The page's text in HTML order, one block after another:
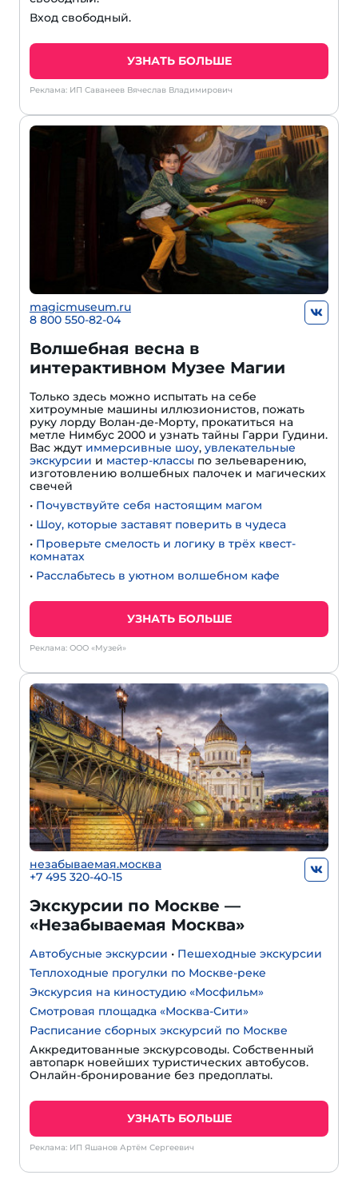
Вход свободный.
УЗНАТЬ БОЛЬШЕ
Реклама: ИП Саванеев Вячеслав Владимирович
magicmuseum.ru
8 800 550-82-04
Волшебная весна в
интерактивном Музее Магии
Только здесь можно испытать на себе
хитроумные машины иллюзионистов, пожать
руку лорду Волан-де-Морту, прокатиться на
метле Нимбус 2000 и узнать тайны Гарри Гудини.
Вас ждут иммерсивные шоу, увлекательные
экскурсии и мастер-классы по зельеварению,
изготовлению волшебных палочек и магических
свечей
• Почувствуйте себя настоящим магом
• Шоу, которые заставят поверить в чудеса
• Проверьте смелость и логику в трёх квест-
комнатах
• Расслабьтесь в уютном волшебном кафе
УЗНАТЬ БОЛЬШЕ
Реклама: ООО «Музей»
незабываемая.москва
+7 495 320-40-15
Экскурсии по Москве —
«Незабываемая Москва»
Автобусные экскурсии • Пешеходные экскурсии
Теплоходные прогулки по Москве-реке
Экскурсия на киностудию «Мосфильм»
Смотровая площадка «Москва-Сити»
Расписание сборных экскурсий по Москве
Аккредитованные экскурсоводы. Собственный
автопарк новейших туристических автобусов.
Онлайн-бронирование без предоплаты.
УЗНАТЬ БОЛЬШЕ
Реклама: ИП Яшанов Артём Сергеевич